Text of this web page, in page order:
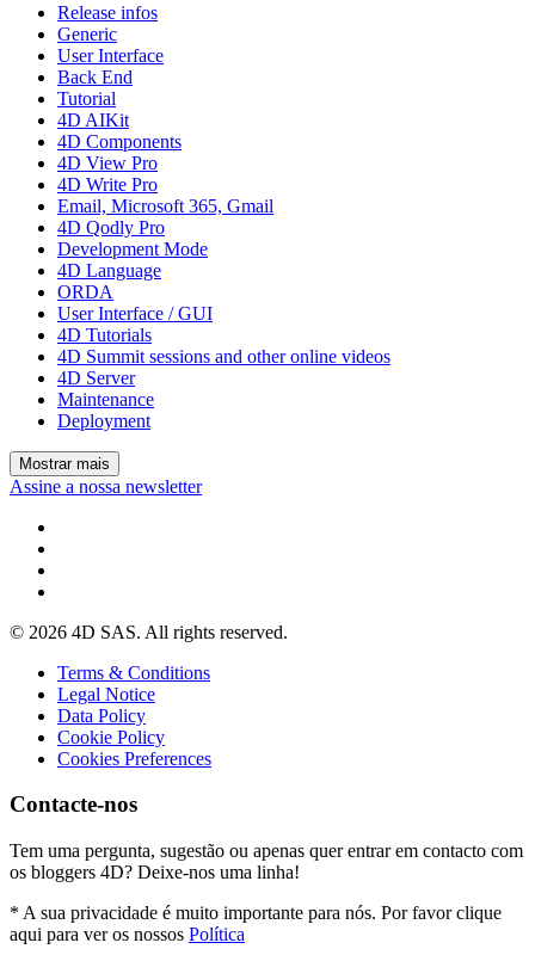
Release infos
Generic
User Interface
Back End
Tutorial
4D AIKit
4D Components
4D View Pro
4D Write Pro
Email, Microsoft 365, Gmail
4D Qodly Pro
Development Mode
4D Language
ORDA
User Interface / GUI
4D Tutorials
4D Summit sessions and other online videos
4D Server
Maintenance
Deployment
Mostrar mais
Assine a nossa newsletter
© 2026 4D SAS. All rights reserved.
Terms & Conditions
Legal Notice
Data Policy
Cookie Policy
Cookies Preferences
Contacte-nos
Tem uma pergunta, sugestão ou apenas quer entrar em contacto com
os bloggers 4D? Deixe-nos uma linha!
* A sua privacidade é muito importante para nós. Por favor clique
aqui para ver os nossos Política